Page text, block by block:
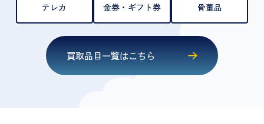
テレカ 金券・ギフト券 骨董品
買取品目一覧はこちら